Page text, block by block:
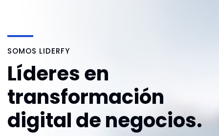
SOMOS LIDERFY
Líderes en
transformación
digital de negocios.